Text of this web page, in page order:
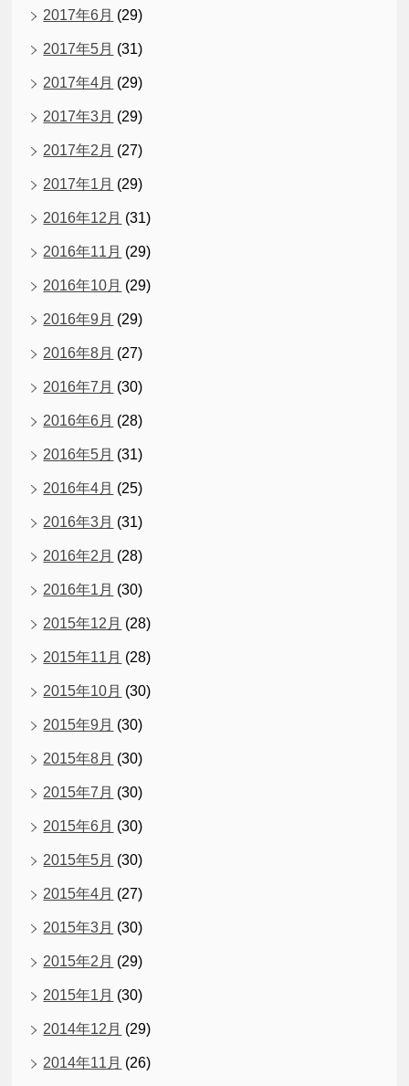
2017年6月 (29)
2017年5月 (31)
2017年4月 (29)
2017年3月 (29)
2017年2月 (27)
2017年1月 (29)
2016年12月 (31)
2016年11月 (29)
2016年10月 (29)
2016年9月 (29)
2016年8月 (27)
2016年7月 (30)
2016年6月 (28)
2016年5月 (31)
2016年4月 (25)
2016年3月 (31)
2016年2月 (28)
2016年1月 (30)
2015年12月 (28)
2015年11月 (28)
2015年10月 (30)
2015年9月 (30)
2015年8月 (30)
2015年7月 (30)
2015年6月 (30)
2015年5月 (30)
2015年4月 (27)
2015年3月 (30)
2015年2月 (29)
2015年1月 (30)
2014年12月 (29)
2014年11月 (26)